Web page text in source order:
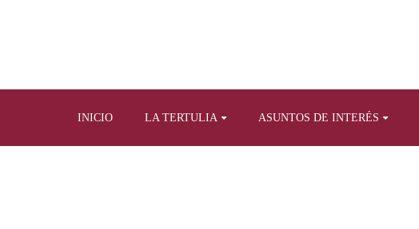
INICIO LA TERTULIA ASUNTOS DE INTERÉS